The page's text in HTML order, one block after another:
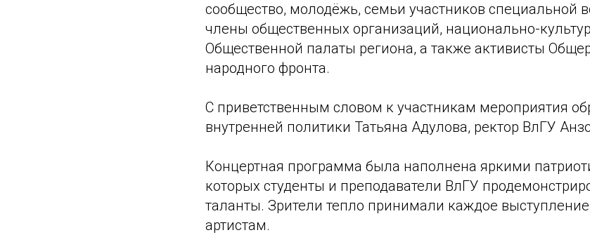
сообщество, молодёжь, семьи участников специальной
члены общественных организаций, национально-
Общественной палаты региона, а также активисты
народного фронта.
С приветственным словом к участникам мероприятия
внутренней политики Татьяна Адулова, ректор ВлГУ
Концертная программа была наполнена яркими
которых студенты и преподаватели ВлГУ
таланты. Зрители тепло принимали каждое
артистам.